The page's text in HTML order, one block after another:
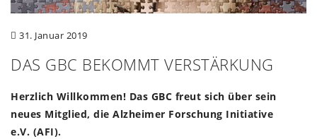
DAS GBC BEKOMMT VERSTÄRKUNG
31. Januar 2019
Herzlich Willkommen! Das GBC freut sich über sein
neues Mitglied, die Alzheimer Forschung Initiative
e.V. (AFI).